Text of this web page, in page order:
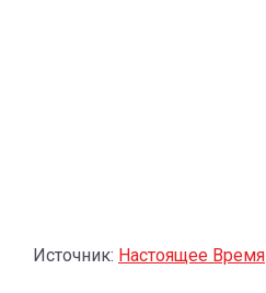
Источник: Настоящее Время